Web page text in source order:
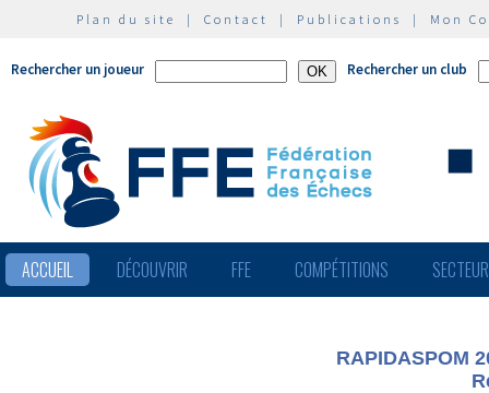
Plan du site | Contact | Publications | Mon
Rechercher un joueur Rechercher un club
ACCUEIL DÉCOUVRIR FFE COMPÉTITIONS
RAPIDASPOM